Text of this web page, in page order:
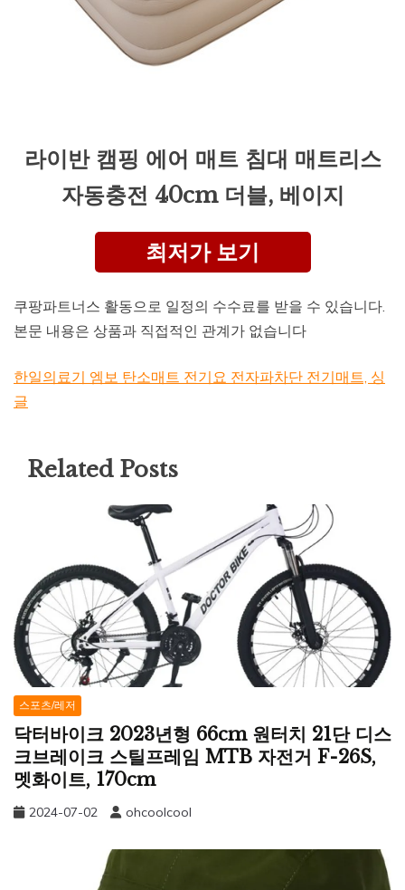
라이반 캠핑 에어 매트 침대 매트리스
자동충전 40cm 더블, 베이지
최저가 보기
쿠팡파트너스 활동으로 일정의 수수료를 받을 수 있습니다.
본문 내용은 상품과 직접적인 관계가 없습니다
한일의료기 엠보 탄소매트 전기요 전자파차단 전기매트, 싱
글
Related Posts
스포츠/레저
닥터바이크 2023년형 66cm 원터치 21단 디스
크브레이크 스틸프레임 MTB 자전거 F-26S,
멧화이트, 170cm
2024-07-02 ohcoolcool